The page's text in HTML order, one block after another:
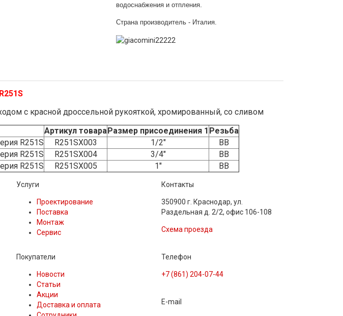
водоснабжения и отпления.
Страна производитель - Италия.
R251S
с красной дроссельной рукояткой, хромированный, со сливом
Артикул товараРазмер присоединения 1 Резьба
R251S R251SX003 1/2"
ВВ
R251S R251SX004 3/4"
ВВ
R251S R251SX005 1" ВВ
Услуги
Проектирование
Поставка
Монтаж
Сервис
Покупатели
Новости
Статьи
Акции
Доставка и оплата
Контакты
350900 г. Краснодар, ул.
Раздельная д. 2/2, офис 106-108
Схема проезда
Телефон
+7 (861) 204-07-44
E-mail